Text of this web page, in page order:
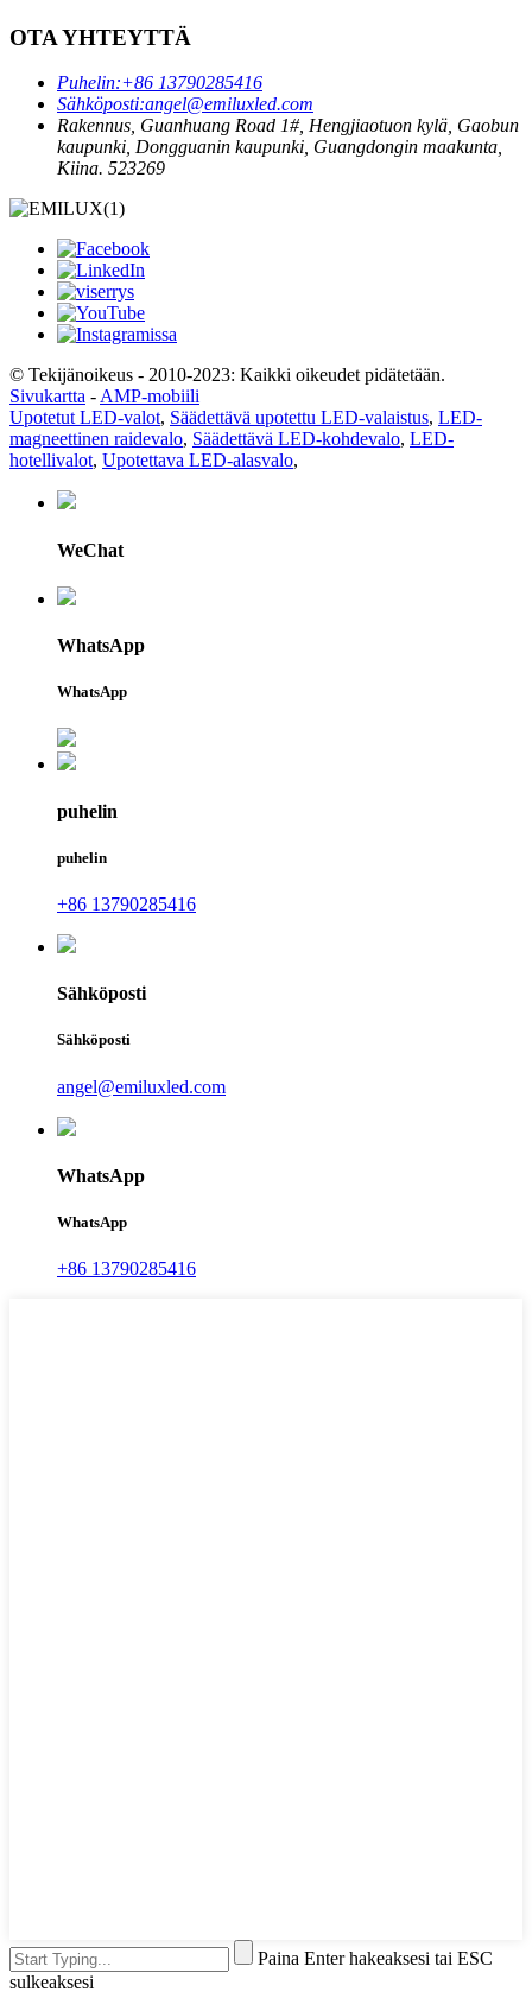
OTA YHTEYTTÄ
Puhelin:+86 13790285416
Sähköposti:angel@emiluxled.com
Rakennus, Guanhuang Road 1#, Hengjiaotuon kylä, Gaobun
kaupunki, Dongguanin kaupunki, Guangdongin maakunta,
Kiina. 523269
© Tekijänoikeus - 2010-2023: Kaikki oikeudet pidätetään.
Sivukartta - AMP-mobiili
Upotetut LED-valot, Säädettävä upotettu LED-valaistus, LED-
magneettinen raidevalo, Säädettävä LED-kohdevalo, LED-
hotellivalot, Upotettava LED-alasvalo,
WeChat
WhatsApp
WhatsApp
puhelin
puhelin
+86 13790285416
Sähköposti
Sähköposti
angel@emiluxled.com
WhatsApp
WhatsApp
+86 13790285416
Paina Enter hakeaksesi tai ESC
sulkeaksesi